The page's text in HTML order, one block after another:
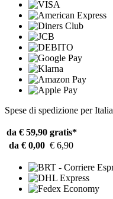
Spese di spedizione per Italia
da € 59,90 gratis*
da € 0,00 € 6,90